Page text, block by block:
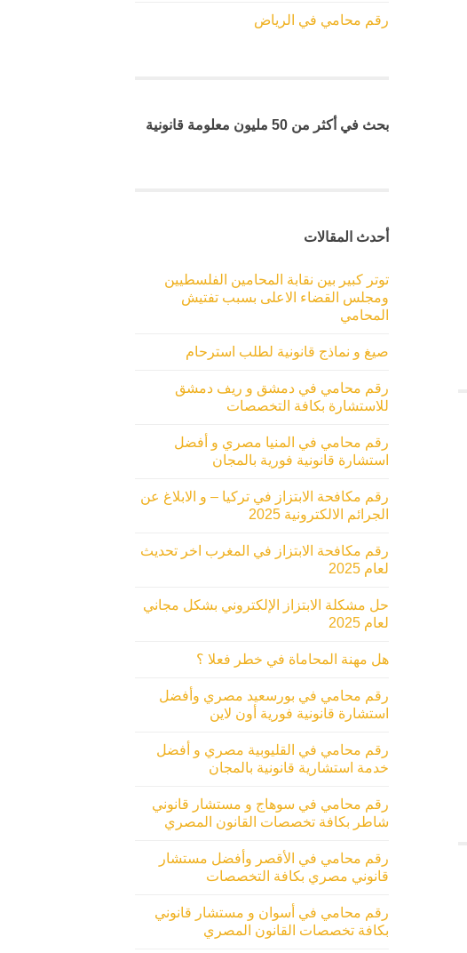
رقم محامي في الرياض
بحث في أكثر من 50 مليون معلومة قانونية
أحدث المقالات
توتر كبير بين نقابة المحامين الفلسطيين
ومجلس القضاء الاعلى بسبب تفتيش
المحامي
صيغ و نماذج قانونية لطلب استرحام
رقم محامي في دمشق و ريف دمشق
للاستشارة بكافة التخصصات
رقم محامي في المنيا مصري و أفضل
استشارة قانونية فورية بالمجان
رقم مكافحة الابتزاز في تركيا – و الابلاغ عن
الجرائم الالكترونية 2025
رقم مكافحة الابتزاز في المغرب اخر تحديث
لعام 2025
حل مشكلة الابتزاز الإلكتروني بشكل مجاني
لعام 2025
هل مهنة المحاماة في خطر فعلا ؟
رقم محامي في بورسعيد مصري وأفضل
استشارة قانونية فورية أون لاين
رقم محامي في القليوبية مصري و أفضل
خدمة استشارية قانونية بالمجان
رقم محامي في سوهاج و مستشار قانوني
شاطر بكافة تخصصات القانون المصري
رقم محامي في الأقصر وأفضل مستشار
قانوني مصري بكافة التخصصات
رقم محامي في أسوان و مستشار قانوني
بكافة تخصصات القانون المصري